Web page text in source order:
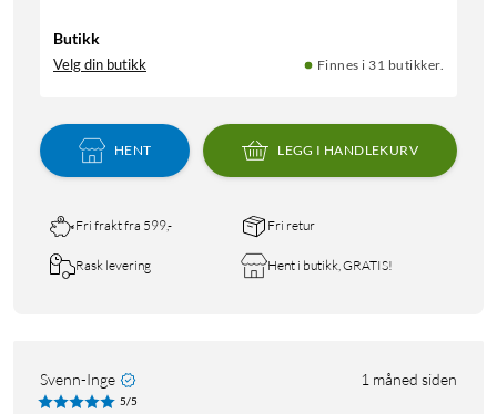
Butikk
Velg din butikk Finnes i 31 butikker.
HENT LEGG I HANDLEKURV
Fri frakt fra 599,- Fri retur
Rask levering Hent i butikk, GRATIS!
Svenn-Inge 1 måned siden
5/5